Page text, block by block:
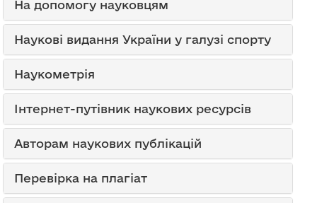
На допомогу науковцям
Наукові видання України у галузі спорту
Наукометрія
Інтернет-путівник наукових ресурсів
Авторам наукових публікацій
Перевірка на плагіат